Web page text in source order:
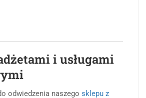
i usługami
odwiedzenia naszego sklepu z